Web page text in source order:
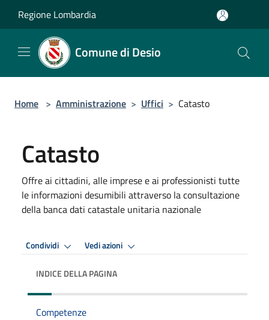
Regione Lombardia
Comune di Desio
Home > Amministrazione > Uffici > Catasto
Catasto
Offre ai cittadini, alle imprese e ai professionisti tutte
le informazioni desumibili attraverso la consultazione
della banca dati catastale unitaria nazionale
Condividi Vedi azioni
INDICE DELLA PAGINA
Competenze